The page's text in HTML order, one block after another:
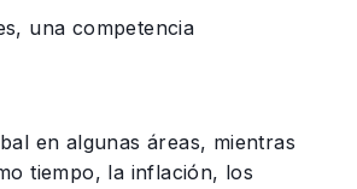
una competencia
en algunas áreas, mientras
tiempo, la inflación, los